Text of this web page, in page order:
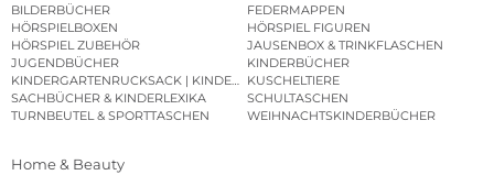
BILDERBÜCHER
FEDERMAPPEN
HÖRSPIELBOXEN
HÖRSPIEL FIGUREN
HÖRSPIEL ZUBEHÖR
JAUSENBOX & TRINKFLASCHEN
JUGENDBÜCHER
KINDERBÜCHER
KINDERGARTENRUCKSACK | KINDERGARTENBEUTEL
KUSCHELTIERE
SACHBÜCHER & KINDERLEXIKA
SCHULTASCHEN
TURNBEUTEL & SPORTTASCHEN
WEIHNACHTSKINDERBÜCHER
Home & Beauty